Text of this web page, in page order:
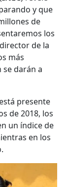
y que
de
los
de la
más
darán a
presente
de 2018, los
un índice de
en los